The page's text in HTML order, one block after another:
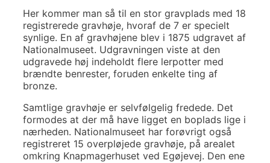
Her kommer man så til en stor gravplads med 18
registrerede gravhøje, hvoraf de 7 er specielt
synlige. En af gravhøjene blev i 1875 udgravet af
Nationalmuseet. Udgravningen viste at den
udgravede høj indeholdt flere lerpotter med
brændte benrester, foruden enkelte ting af
bronze.
Samtlige gravhøje er selvfølgelig fredede. Det
formodes at der må have ligget en boplads lige i
nærheden. Nationalmuseet har forøvrigt også
registreret 15 overpløjede gravhøje, på arealet
omkring Knapmagerhuset ved Egøjevej. Den ene